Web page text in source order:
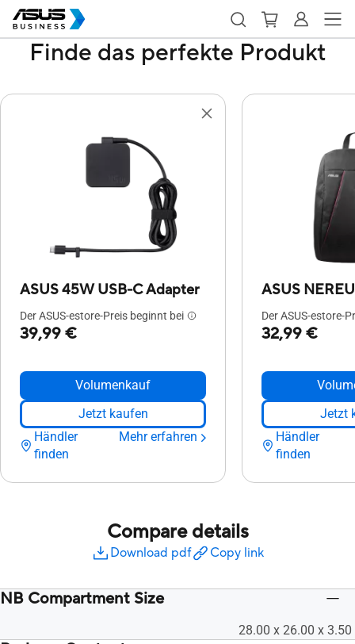
Finde das perfekte Produkt
ASUS 45W USB-C Adapter
Der ASUS-estore-Preis beginnt bei
39,99 €
Volumenkauf
Jetzt kaufen
Händler
finden
Mehr erfahren
ASUS
Der ASUS-estore-
32,99 €
Jetzt
Händler
finden
Compare details
Download pdf Copy link
NB Compartment Size
28.00 x 26.00 x 3.50